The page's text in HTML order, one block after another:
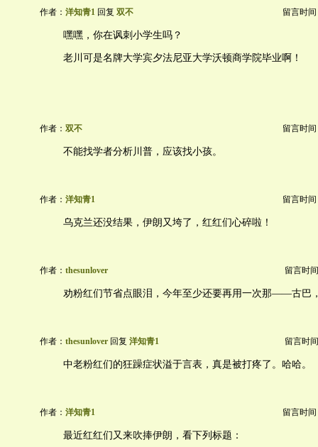
作者： 洋知青1 回复 双不 留言时间
嘿嘿，你在讽刺小学生吗？
老川可是名牌大学宾夕法尼亚大学沃顿商学院毕业啊！
作者： 双不 留言时间
不能找学者分析川普，应该找小孩。
作者： 洋知青1 留言时间
乌克兰还没结果，伊朗又垮了，红红们心碎啦！
作者： thesunlover 留言时
劝粉红们节省点眼泪，今年至少还要再用一次那——古巴
作者： thesunlover 回复 洋知青1 留言时
中老粉红们的狂躁症状溢于言表，真是被打疼了。哈哈。
作者： 洋知青1 留言时间
最近红红们又来吹捧伊朗，看下列标题：